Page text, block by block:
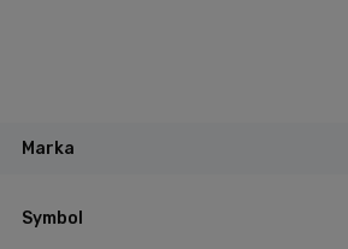
Marka
Symbol